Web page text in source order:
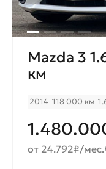
Mazda 3
км
2014 118 000 км
от 24.792₽/мес.